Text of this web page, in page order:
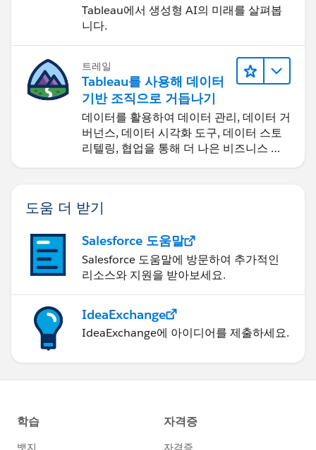
Tableau에서 생성형 AI의 미래를 살펴봅
니다.
트레일
Tableau를 사용해 데이터
기반 조직으로 거듭나기
데이터를 활용하여 데이터 관리, 데이터 거
버넌스, 데이터 시각화 도구, 데이터 스토
리텔링, 협업을 통해 더 나은 비즈니스 성
도움 더 받기
Salesforce 도움말
Salesforce 도움말에 방문하여 추가적인
리소스와 지원을 받아보세요.
IdeaExchange
IdeaExchange에 아이디어를 제출하세요.